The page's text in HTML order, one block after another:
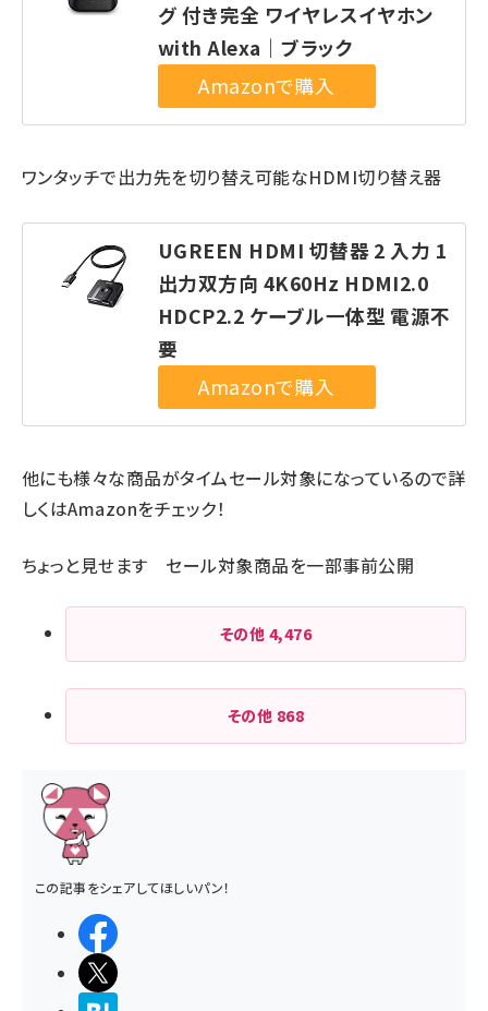
グ 付き完全 ワイヤレスイヤホン
with Alexa｜ブラック
ワンタッチで出力先を切り替え可能なHDMI切り替え器
UGREEN HDMI 切替器 2 入力 1
出力双方向 4K60Hz HDMI2.0
HDCP2.2 ケーブル一体型 電源不
要
他にも様々な商品がタイムセール対象になっているので詳
しくはAmazonをチェック！
ちょっと見せます セール対象商品を一部事前公開
その他 4,476
その他 868
この記事をシェアしてほしいパン！